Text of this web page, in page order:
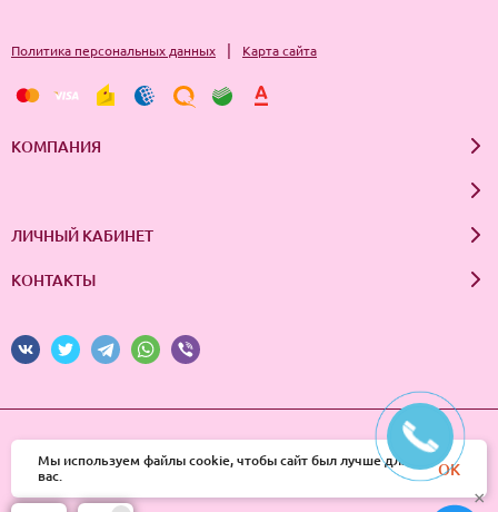
Политика персональных данных | Карта сайта
КОМПАНИЯ
ЛИЧНЫЙ КАБИНЕТ
КОНТАКТЫ
© 2026 InSale. Все права защищены
Мы используем файлы cookie, чтобы сайт был лучше для
вас.
OK
×